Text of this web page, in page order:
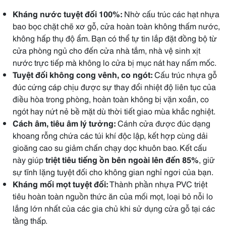
Kháng nước tuyệt đối 100%: Nhờ cấu trúc các hạt nhựa
bao bọc chặt chẽ xơ gỗ, cửa hoàn toàn không thấm nước,
không hấp thụ độ ẩm. Bạn có thể tự tin lắp đặt đồng bộ từ
cửa phòng ngủ cho đến cửa nhà tắm, nhà vệ sinh xịt
nước trực tiếp mà không lo cửa bị mục nát hay nấm mốc.
Tuyệt đối không cong vênh, co ngót:Cấu trúc nhựa gỗ
đúc cứng cáp chịu được sự thay đổi nhiệt độ liên tục của
điều hòa trong phòng, hoàn toàn không bị vặn xoắn, co
ngót hay nứt nẻ bề mặt dù thời tiết giao mùa khắc nghiệt.
Cách âm, tiêu âm lý tưởng:Cánh cửa được đúc dạng
khoang rỗng chứa các túi khí độc lập, kết hợp cùng dải
gioăng cao su giảm chấn chạy dọc khuôn bao. Kết cấu
này giúptriệt tiêu tiếng ồn bên ngoài lên đến 85%, giữ
sự tĩnh lặng tuyệt đối cho không gian nghỉ ngơi của bạn.
Kháng mối mọt tuyệt đối:Thành phần nhựa PVC triệt
tiêu hoàn toàn nguồn thức ăn của mối mọt, loại bỏ nỗi lo
lắng lớn nhất của các gia chủ khi sử dụng cửa gỗ tại các
tầng thấp.